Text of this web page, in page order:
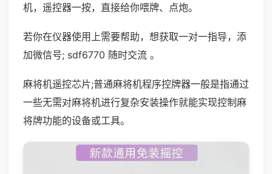
机，遥控器一按，直接给你喂牌、点炮。
若你在仪器使用上需要帮助，想获取一对一指导，添
加微信号; sdf6770 随时交流 。
麻将机遥控芯片;普通麻将机程序控牌器一般是指通过
一些无需对麻将机进行复杂安装操作就能实现控制麻
将牌功能的设备或工具。